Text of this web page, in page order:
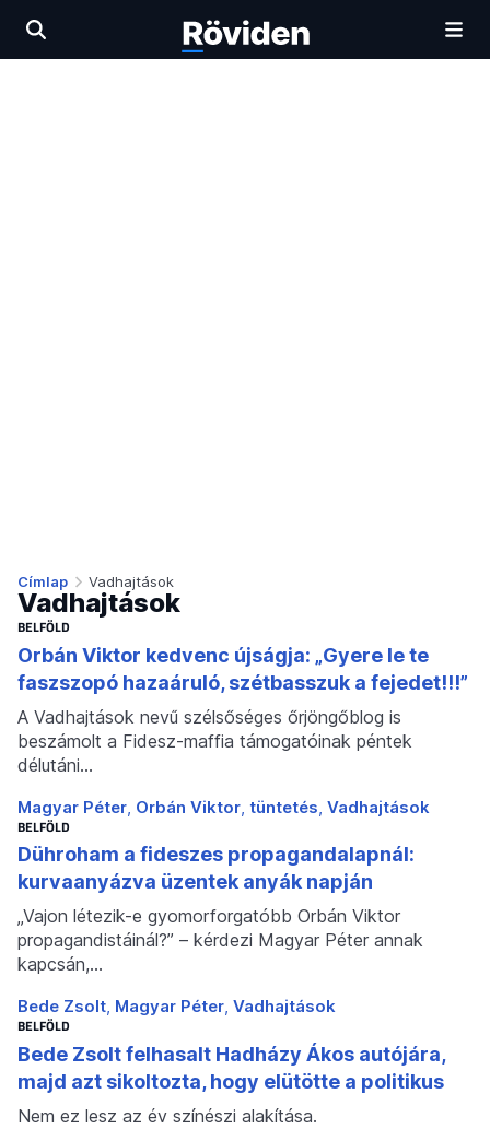
Címlap Vadhajtások
Vadhajtások
BELFÖLD
Orbán Viktor kedvenc újságja: „Gyere le te
faszszopó hazaáruló, szétbasszuk a fejedet!!!”
A Vadhajtások nevű szélsőséges őrjöngőblog is
beszámolt a Fidesz-maffia támogatóinak péntek
délutáni…
Magyar Péter Orbán Viktor tüntetés Vadhajtások
BELFÖLD
Dühroham a fideszes propagandalapnál:
kurvaanyázva üzentek anyák napján
„Vajon létezik-e gyomorforgatóbb Orbán Viktor
propagandistáinál?” – kérdezi Magyar Péter annak
kapcsán,…
Bede Zsolt Magyar Péter Vadhajtások
BELFÖLD
Bede Zsolt felhasalt Hadházy Ákos autójára,
majd azt sikoltozta, hogy elütötte a politikus
Nem ez lesz az év színészi alakítása.